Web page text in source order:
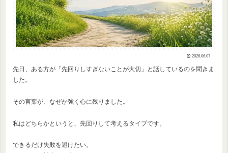
2026.06.07
先日、ある方が「先回りしすぎないことが大切」と話しているのを聞きま
した。
その言葉が、なぜか強く心に残りました。
私はどちらかというと、先回りして考えるタイプです。
できるだけ失敗を避けたい。